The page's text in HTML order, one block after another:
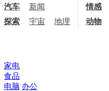
汽车
新闻 情感
探索
宇宙 地理 天文
动物
家电
食品
电脑 办公